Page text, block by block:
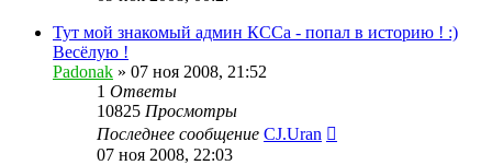
Тут мой знакомый админ КССа - попал в историю ! :)
Весёлую !
Padonak » 07 ноя 2008, 21:52
1 Ответы
10825 Просмотры
Последнее сообщение CJ.Uran
07 ноя 2008, 22:03